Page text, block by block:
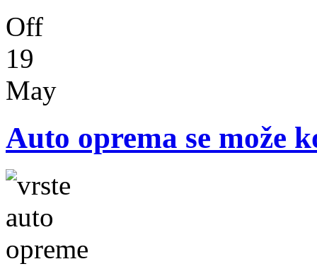
Off
19
May
Auto oprema se može